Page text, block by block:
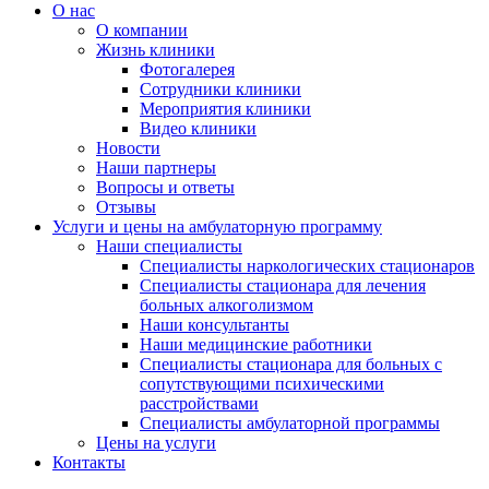
О нас
О компании
Жизнь клиники
Фотогалерея
Сотрудники клиники
Мероприятия клиники
Видео клиники
Новости
Наши партнеры
Вопросы и ответы
Отзывы
Услуги и цены на амбулаторную программу
Наши специалисты
Специалисты наркологических стационаров
Специалисты стационара для лечения
больных алкоголизмом
Наши консультанты
Наши медицинские работники
Специалисты стационара для больных с
сопутствующими психическими
расстройствами
Специалисты амбулаторной программы
Цены на услуги
Контакты